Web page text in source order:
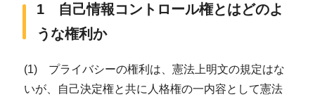
1 自己情報コントロール権とはどのよ
うな権利か
(1) プライバシーの権利は、憲法上明文の規定はな
いが、自己決定権と共に人格権の一内容として憲法